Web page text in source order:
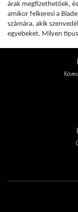
árak megfizethetőek,
amikor felkeresi a
számára, akik
egyebeket. Milyen